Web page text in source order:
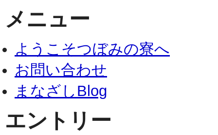
メニュー
ようこそつぼみの寮へ
お問い合わせ
まなざしBlog
エントリー